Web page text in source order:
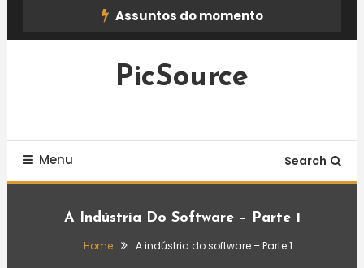
Assuntos do momento
PicSource
Menu Search
A Indústria Do Software – Parte 1
Home A indústria do software – Parte 1